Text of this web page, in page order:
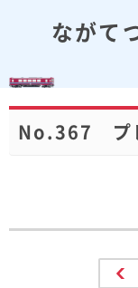
ながて
No.367 プ